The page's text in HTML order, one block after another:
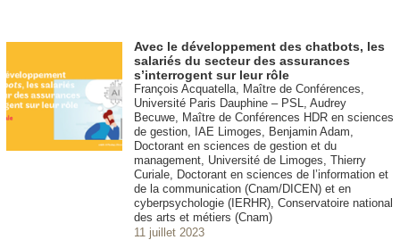
Avec le développement des chatbots, les
salariés du secteur des assurances
s’interrogent sur leur rôle
François Acquatella, Maître de Conférences,
Université Paris Dauphine – PSL, Audrey
Becuwe, Maître de Conférences HDR en sciences
de gestion, IAE Limoges, Benjamin Adam,
Doctorant en sciences de gestion et du
management, Université de Limoges, Thierry
Curiale, Doctorant en sciences de l’information et
de la communication (Cnam/DICEN) et en
cyberpsychologie (IERHR), Conservatoire national
des arts et métiers (Cnam)
11 juillet 2023